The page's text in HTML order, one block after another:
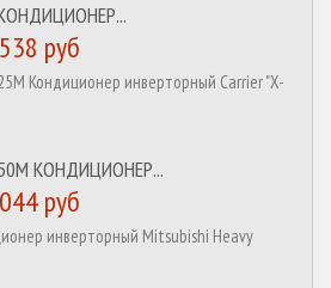
КОНДИЦИОНЕР...
руб
КОНДИЦИОНЕР...
руб